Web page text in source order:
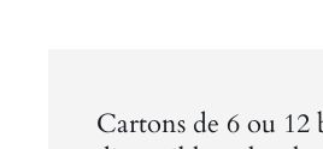
Cartons de 6 ou 12